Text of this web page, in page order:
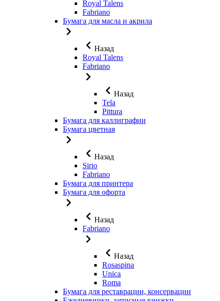
Royal Talens
Fabriano
Бумага для масла и акрила
Назад
Royal Talens
Fabriano
Назад
Tela
Pittura
Бумага для каллиграфии
Бумага цветная
Назад
Sirio
Fabriano
Бумага для принтера
Бумага для офорта
Назад
Fabriano
Назад
Rosaspina
Unica
Roma
Бумага для реставрации, консервации